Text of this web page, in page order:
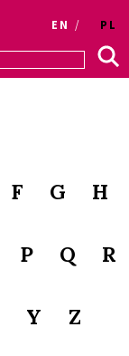
EN PL
F G H
P Q R
Y Z